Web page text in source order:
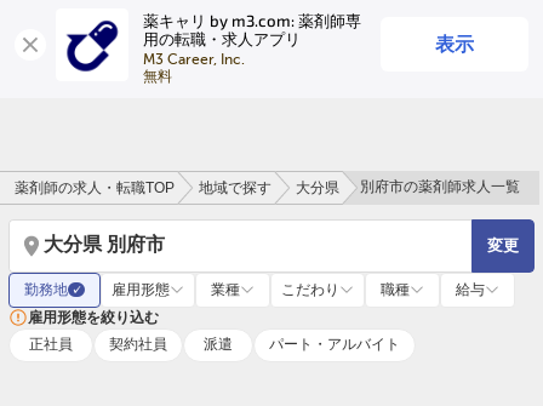
薬キャリ by m3.com: 薬剤師専
用の転職・求人アプリ
M3 Career, Inc.
無料
表示
ログイン
薬剤師の求人・転職TOP 地域で探す 大分県 別府市の薬剤師求人一覧
大分県 別府市 変更
勤務地 ✓ 雇用形態 業種 こだわり 職種
給与
雇用形態を絞り込む
正社員
契約社員 派遣 パート・アルバイト